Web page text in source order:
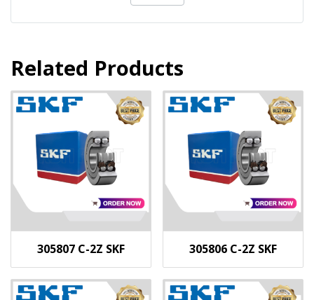
Related Products
305807 C-2Z SKF 305806 C-2Z SKF